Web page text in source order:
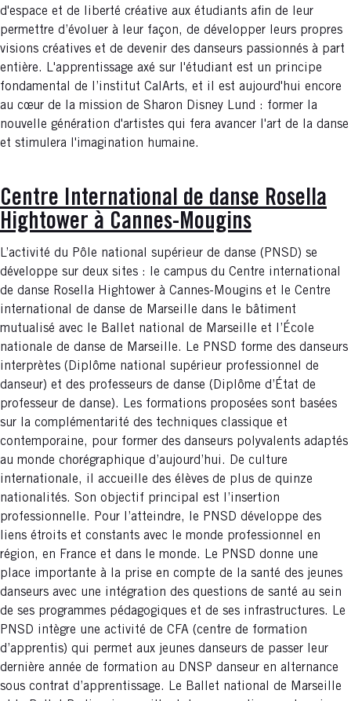
d'espace et de liberté créative aux étudiants afin de leur
permettre d’évoluer à leur façon, de développer leurs propres
visions créatives et de devenir des danseurs passionnés à part
entière. L'apprentissage axé sur l'étudiant est un principe
fondamental de l’institut CalArts, et il est aujourd'hui encore
au cœur de la mission de Sharon Disney Lund : former la
nouvelle génération d'artistes qui fera avancer l'art de la danse
et stimulera l'imagination humaine.
Centre International de danse Rosella
Hightower à Cannes-Mougins
L’activité du Pôle national supérieur de danse (PNSD) se
développe sur deux sites : le campus du Centre international
de danse Rosella Hightower à Cannes-Mougins et le Centre
international de danse de Marseille dans le bâtiment
mutualisé avec le Ballet national de Marseille et l’École
nationale de danse de Marseille. Le PNSD forme des danseurs
interprètes (Diplôme national supérieur professionnel de
danseur) et des professeurs de danse (Diplôme d’État de
professeur de danse). Les formations proposées sont basées
sur la complémentarité des techniques classique et
contemporaine, pour former des danseurs polyvalents adaptés
au monde chorégraphique d’aujourd’hui. De culture
internationale, il accueille des élèves de plus de quinze
nationalités. Son objectif principal est l’insertion
professionnelle. Pour l’atteindre, le PNSD développe des
liens étroits et constants avec le monde professionnel en
région, en France et dans le monde. Le PNSD donne une
place importante à la prise en compte de la santé des jeunes
danseurs avec une intégration des questions de santé au sein
de ses programmes pédagogiques et de ses infrastructures. Le
PNSD intègre une activité de CFA (centre de formation
d’apprentis) qui permet aux jeunes danseurs de passer leur
dernière année de formation au DNSP danseur en alternance
sous contrat d’apprentissage. Le Ballet national de Marseille